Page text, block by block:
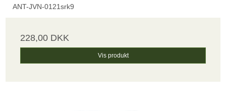
ANT-JVN-0121srk9
228,00 DKK
Vis produkt